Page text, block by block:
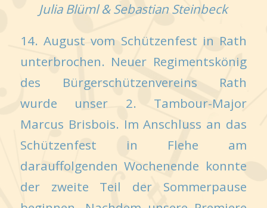
Julia Blüml & Sebastian Steinbeck
14. August vom Schützenfest in Rath
unterbrochen. Neuer Regimentskönig
des Bürgerschützenvereins Rath
wurde unser 2. Tambour-Major
Marcus Brisbois. Im Anschluss an das
Schützenfest in Flehe am
darauffolgenden Wochenende konnte
der zweite Teil der Sommerpause